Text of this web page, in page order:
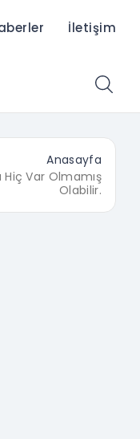
İletişim
Anasayfa
Hiç Var Olmamış
Olabilir.